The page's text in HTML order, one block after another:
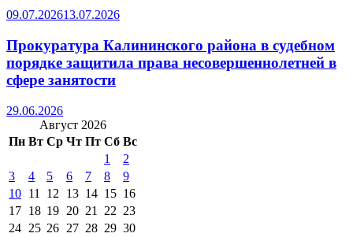
09.07.202613.07.2026
Прокуратура Калининского района в судебном
порядке защитила права несовершеннолетней в
сфере занятости
29.06.2026
Август 2026
Пн Вт Ср Чт Пт Сб Вс
1
2
3
4 5 6 7 8
9
10 11 12 13 14 15 16
17 18 19 20 21 22 23
24 25 26 27 28 29 30